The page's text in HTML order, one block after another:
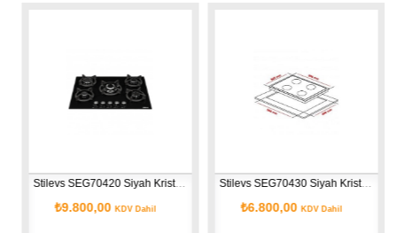
Stilevs SEG70420 Siyah Kristal Cam Ocak
₺9.800,00KDV Dahil
Stilevs SEG70430 Siyah Kristal Cam Ocak
₺6.800,00KDV Dahil